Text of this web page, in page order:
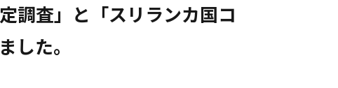
調査」と「スリランカ国コ
した。